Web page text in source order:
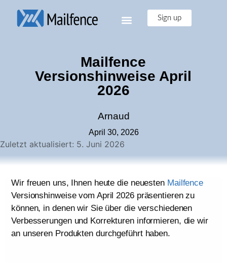
Sign up
Mailfence
Versionshinweise April
2026
Arnaud
April 30, 2026
Zuletzt aktualisiert: 5. Juni 2026
Wir freuen uns, Ihnen heute die neuesten Mailfence
Versionshinweise vom April 2026 präsentieren zu
können, in denen wir Sie über die verschiedenen
Verbesserungen und Korrekturen informieren, die wir
an unseren Produkten durchgeführt haben.